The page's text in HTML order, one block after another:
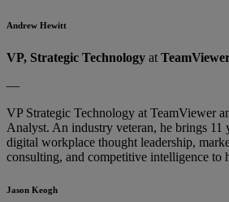
Andrew Hewitt
VP, Strategic Technology at
—
VP Strategic Technology at TeamViewer
Analyst. An industry veteran, he brings 11
digital workplace thought leadership,
consulting, and competitive intelligence to
Jason Keogh